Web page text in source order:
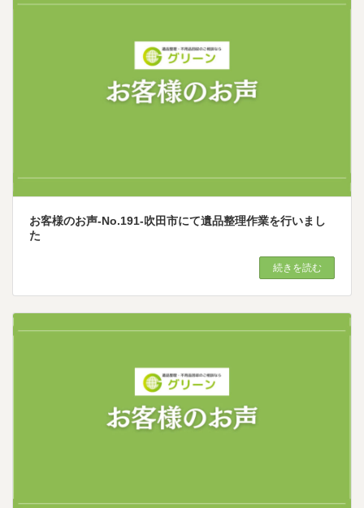
お客様のお声-No.191-吹田市にて遺品整理作業を行いまし
た
続きを読む